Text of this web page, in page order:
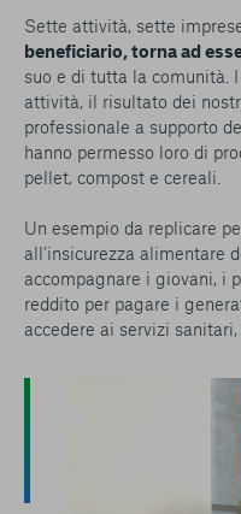
Sette attività, sette
beneficiario, torna ad
suo e di tutta la comunità.
attività, il risultato dei
professionale a supporto
hanno permesso loro di
pellet, compost e cereali.
Un esempio da replicare
all’insicurezza alimentare
accompagnare i giovani, i
reddito per pagare i
accedere ai servizi